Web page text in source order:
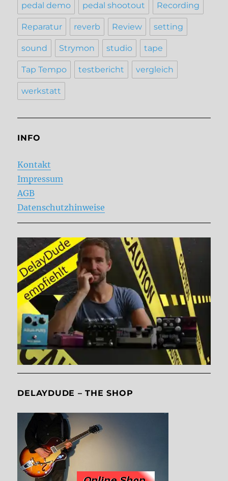
pedal demo pedal shootout Recording
Reparatur reverb Review setting
sound Strymon studio tape
Tap Tempo testbericht vergleich
werkstatt
INFO
Kontakt
Impressum
AGB
Datenschutzhinweise
DELAYDUDE – THE SHOP